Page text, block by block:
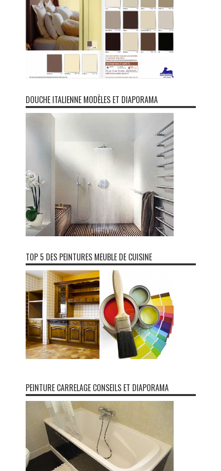
DOUCHE ITALIENNE MODÈLES ET DIAPORAMA
TOP 5 DES PEINTURES MEUBLE DE CUISINE
PEINTURE CARRELAGE CONSEILS ET DIAPORAMA